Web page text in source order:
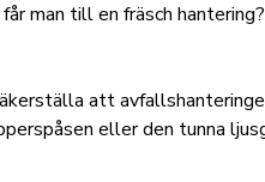
man till en fräsch
att
eller den tunna